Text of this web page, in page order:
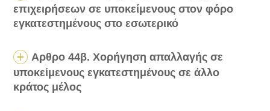
επιχειρήσεων σε υποκείμενους στον φόρο
εγκατεστημένους στο εσωτερικό
Αρθρο 44β. Χορήγηση απαλλαγής σε
υποκείμενους εγκατεστημένους σε άλλο
κράτος μέλος